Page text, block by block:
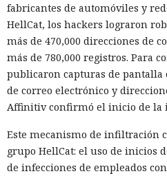
fabricantes de automóviles y
HellCat, los hackers lograron
más de 470,000 direcciones de
más de 780,000 registros. Para
publicaron capturas de pantalla
de correo electrónico y
Affinitiv confirmó el inicio de la
Este mecanismo de infiltración
grupo HellCat: el uso de inicios
de infecciones de empleados